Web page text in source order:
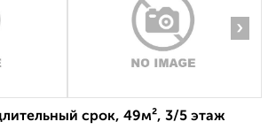
›
срок, 49м², 3/5 этаж